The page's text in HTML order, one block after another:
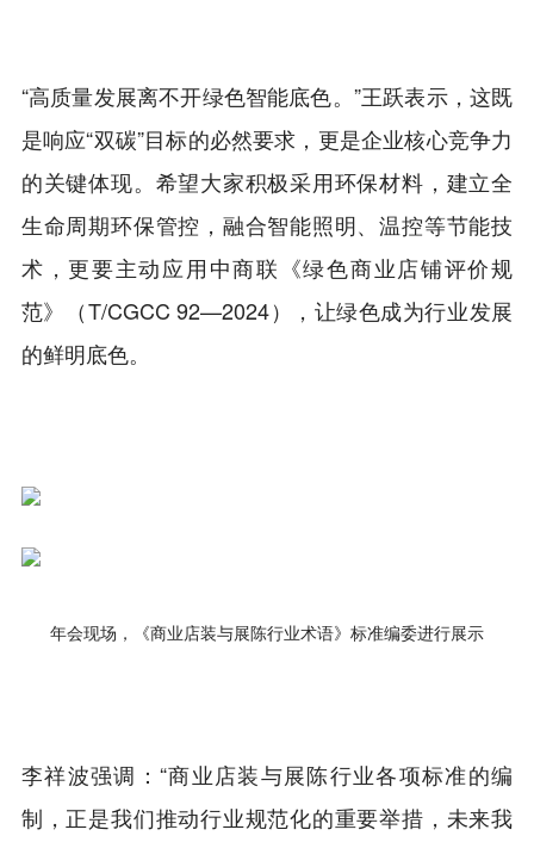
“高质量发展离不开绿色智能底色。”王跃表示，这既
是响应“双碳”目标的必然要求，更是企业核心竞争力
的关键体现。希望大家积极采用环保材料，建立全
生命周期环保管控，融合智能照明、温控等节能技
术，更要主动应用中商联《绿色商业店铺评价规
范》（T/CGCC 92—2024），让绿色成为行业发展
的鲜明底色。
年会现场，《商业店装与展陈行业术语》标准编委进行展示
李祥波强调：“商业店装与展陈行业各项标准的编
制，正是我们推动行业规范化的重要举措，未来我